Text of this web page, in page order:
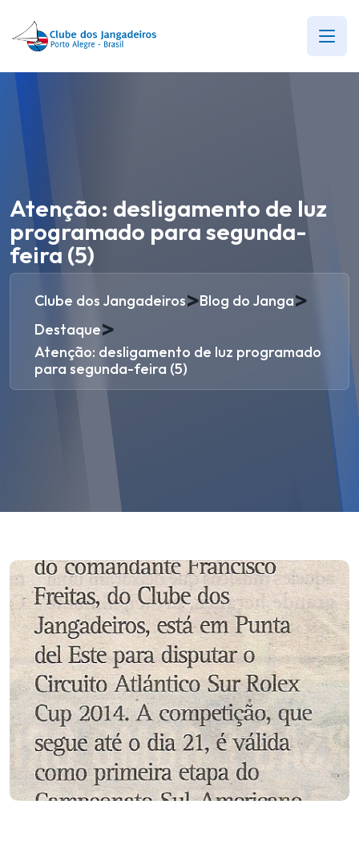
Atenção: desligamento de luz
programado para segunda-
feira (5)
Clube dos Jangadeiros>Blog do Janga>
Destaque>
Atenção: desligamento de luz programado
para segunda-feira (5)